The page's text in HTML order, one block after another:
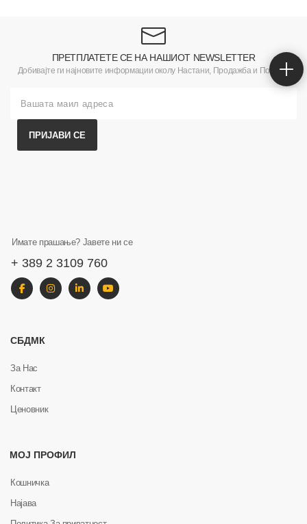
ПРЕТПЛАТЕТЕ СЕ НА НАШИОТ NEWSLETTER
Добивајте ги најновите информации околу Настани, Продажба и Понуди.
ПРИЈАВИ СЕ
Имате прашање? Јавете ни се
+ 389 2 3109 760
СБДМК
За Нас
Контакт
Ценовник
МОЈ ПРОФИЛ
Кошничка
Најава